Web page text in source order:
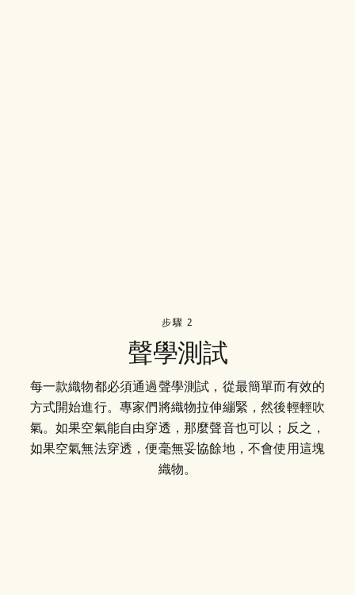
步驟 2
聲學測試
每一款織物都必須通過聲學測試，從最簡單而有效的
方式開始進行。專家們將織物拉伸繃緊，然後輕輕吹
氣。如果空氣能自由穿透，那麼聲音也可以；反之，
如果空氣無法穿透，便毫無妥協餘地，不會使用這塊
織物。